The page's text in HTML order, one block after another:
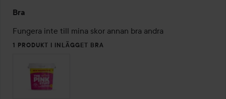
5
av
5
Bra
Fungera inte till mina skor annan bra andra
1 PRODUKT I INLÄGGET BRA